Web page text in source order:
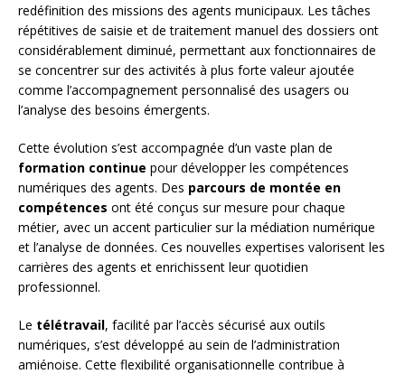
redéfinition des missions des agents municipaux. Les tâches
répétitives de saisie et de traitement manuel des dossiers ont
considérablement diminué, permettant aux fonctionnaires de
se concentrer sur des activités à plus forte valeur ajoutée
comme l’accompagnement personnalisé des usagers ou
l’analyse des besoins émergents.
Cette évolution s’est accompagnée d’un vaste plan de
formation continue pour développer les compétences
numériques des agents. Des parcours de montée en
compétences ont été conçus sur mesure pour chaque
métier, avec un accent particulier sur la médiation numérique
et l’analyse de données. Ces nouvelles expertises valorisent les
carrières des agents et enrichissent leur quotidien
professionnel.
Le télétravail, facilité par l’accès sécurisé aux outils
numériques, s’est développé au sein de l’administration
amiénoise. Cette flexibilité organisationnelle contribue à